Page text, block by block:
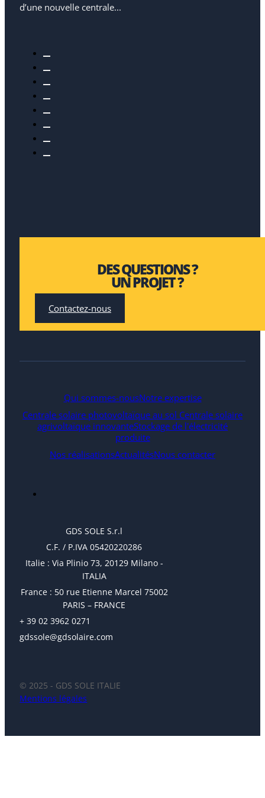
d’une nouvelle centrale...
DES QUESTIONS ?
UN PROJET ?
Contactez-nous
Qui sommes-nousNotre expertise
Centrale solaire photovoltaïque au sol Centrale solaire
agrivoltaïque innovanteStockage de l'électricité
produite
Nos réalisationsActualitésNous contacter
GDS SOLE S.r.l
C.F. / P.IVA 05420220286
Italie : Via Plinio 73, 20129 Milano -
ITALIA
France : 50 rue Etienne Marcel 75002
PARIS – FRANCE
+ 39 02 3962 0271
gdssole@gdsolaire.com
© 2025 - GDS SOLE ITALIE
Mentions légales